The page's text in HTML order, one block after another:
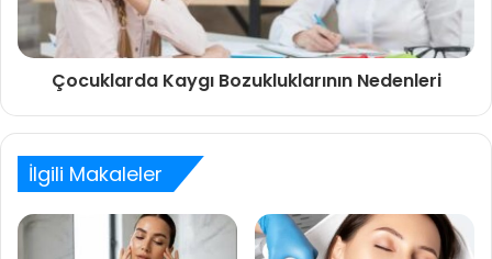
Çocuklarda Kaygı Bozukluklarının Nedenleri
İlgili Makaleler